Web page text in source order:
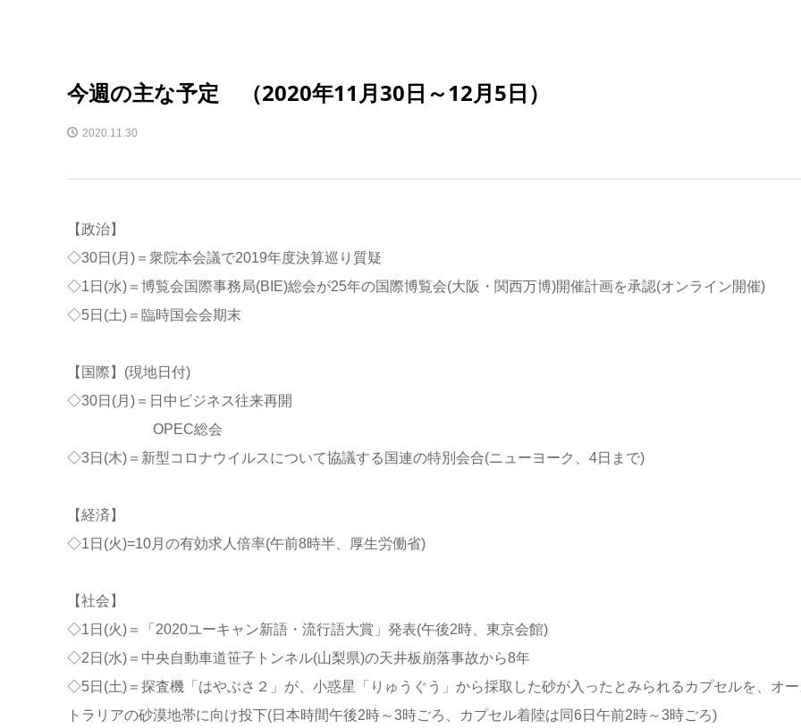
今週の主な予定 （2020年11月30日～12月5日）
2020.11.30
【政治】
◇30日(月)＝衆院本会議で2019年度決算巡り質疑
◇1日(水)＝博覧会国際事務局(BIE)総会が25年の国際博覧会(大阪・関西万博)開催計画を承認(オンライン開催)
◇5日(土)＝臨時国会会期末
【国際】(現地日付)
◇30日(月)＝日中ビジネス往来再開
OPEC総会
◇3日(木)＝新型コロナウイルスについて協議する国連の特別会合(ニューヨーク、4日まで)
【経済】
◇1日(火)=10月の有効求人倍率(午前8時半、厚生労働省)
【社会】
◇1日(火)＝「2020ユーキャン新語・流行語大賞」発表(午後2時、東京会館)
◇2日(水)＝中央自動車道笹子トンネル(山梨県)の天井板崩落事故から8年
◇5日(土)＝探査機「はやぶさ２」が、小惑星「りゅうぐう」から採取した砂が入ったとみられるカプセルを、オ
トラリアの砂漠地帯に向け投下(日本時間午後2時～3時ごろ、カプセル着陸は同6日午前2時～3時ごろ)